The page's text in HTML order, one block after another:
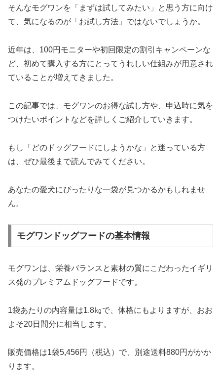
そんなモグワンを「まずは試してみたい」と思う方に向け
て、気になるのが「お試し方法」ではないでしょうか。
近年は、100円モニターや初回限定の割引キャンペーンな
ど、初めて購入する方にとってうれしい仕組みが用意され
ていることが増えてきました。
この記事では、モグワンのお得な試し方や、申込時に気を
つけたいポイントなどを詳しくご紹介していきます。
もし「どのドッグフードにしようかな」と迷っている方
は、ぜひ最後まで読んでみてください。
あなたの愛犬にぴったりな一袋が見つかるかもしれませ
ん。
モグワンドッグフードの基本情報
モグワンは、栄養バランスと素材の質にこだわったイギリ
ス発のプレミアムドッグフードです。
1袋あたりの内容量は1.8㎏で、体格にもよりますが、おお
よそ20日間分に相当します。
販売価格は1袋5,456円（税込）で、別途送料880円がかか
ります。